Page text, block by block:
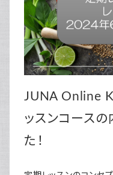
JUNA Online
ッスンコース
た！